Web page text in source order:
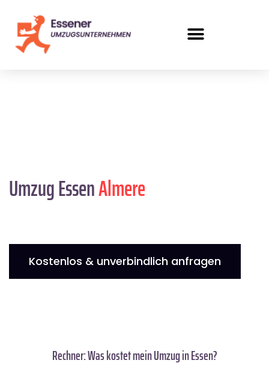
Umzug EssenAlmere
Kostenlos & unverbindlich anfragen
Rechner: Was kostet mein Umzug in Essen?